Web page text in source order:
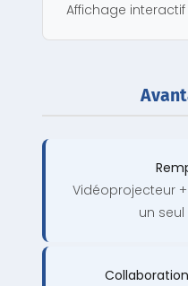
Affichage
Vidéoprojecteur
un